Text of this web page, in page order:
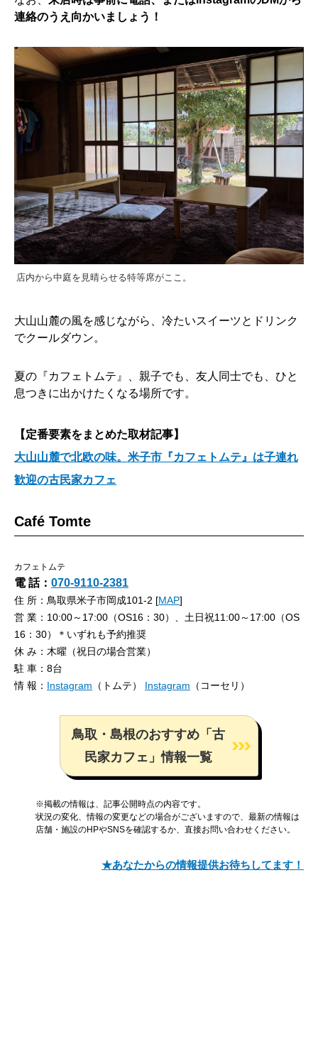
連絡のうえ向かいましょう！
店内から中庭を見晴らせる特等席がここ。
大山山麓の風を感じながら、冷たいスイーツとドリンク
でクールダウン。
夏の『カフェトムテ』、親子でも、友人同士でも、ひと
息つきに出かけたくなる場所です。
【定番要素をまとめた取材記事】
大山山麓で北欧の味。米子市『カフェトムテ』は子連れ
歓迎の古民家カフェ
Café Tomte
カフェトムテ
電 話： 070-9110-2381
住 所：鳥取県米子市岡成101-2 [MAP]
営 業：10:00～17:00（OS16：30）、土日祝11:00～17:00（OS
16：30）＊いずれも予約推奨
休 み：木曜（祝日の場合営業）
駐 車：8台
情 報： Instagram （トムテ） Instagram （コーセリ）
鳥取・島根のおすすめ「古
民家カフェ」情報一覧
※掲載の情報は、記事公開時点の内容です。
状況の変化、情報の変更などの場合がございますので、最新の情報は
店舗・施設のHPやSNSを確認するか、直接お問い合わせください。
★あなたからの情報提供お待ちしてます！